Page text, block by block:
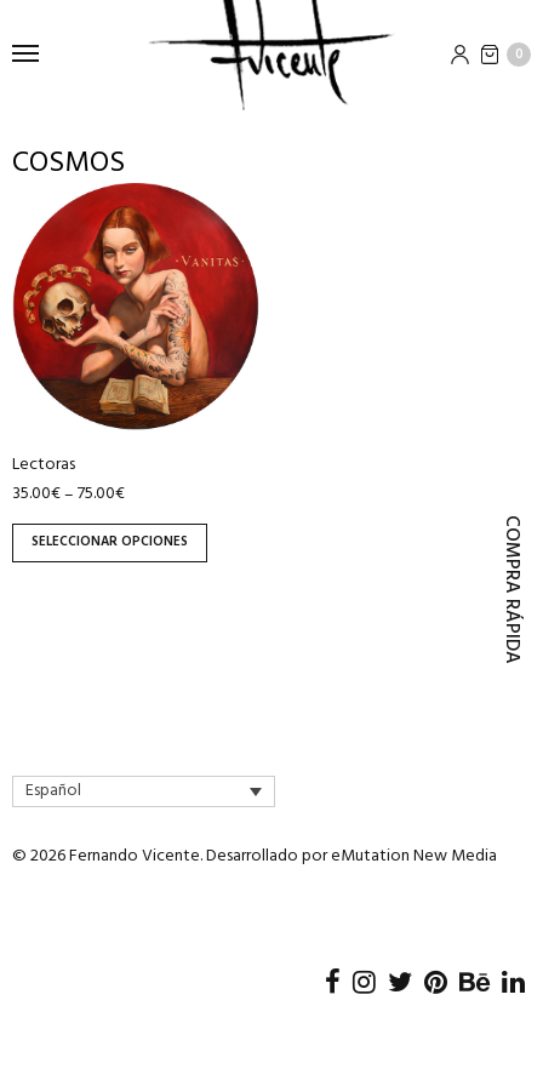
0
COSMOS
Lectoras
35.00€–75.00€
SELECCIONAR OPCIONES
producto
tiene
múltiples
variantes.
Las
opciones
elegir
en
la
página
COMPRA RÁPIDA
Español
© 2026 Fernando Vicente. Desarrollado poreMutation New Media